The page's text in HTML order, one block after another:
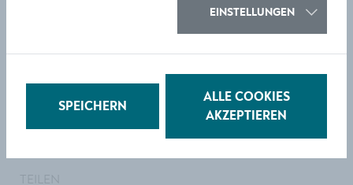
Mo,19.06., Di, 20.06. Mi, 21.06., Do, 22.06., Fr, 23.06. von
8 - 16 Uhr und
Mo, 26.06. von 8 - 20 Uhr
wahlen@krems.gv.at,www.krems.at/wahlen
EINSTELLUNGEN
SPEICHERN
ALLE COOKIES
AKZEPTIEREN